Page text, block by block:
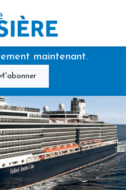
maintenant.